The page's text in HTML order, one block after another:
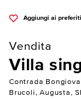
Aggiungi ai preferiti
Vendita
Villa
Contrada
Brucoli, Augusta,